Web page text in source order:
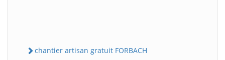
chantier artisan gratuit FORBACH